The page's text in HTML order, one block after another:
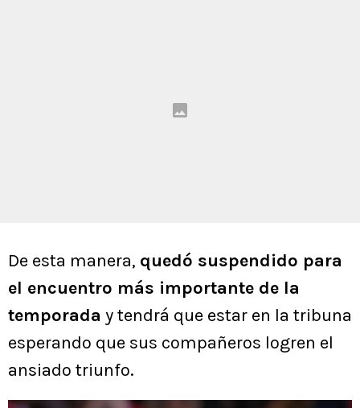
De esta manera, quedó suspendido para
el encuentro más importante de la
temporada y tendrá que estar en la tribuna
esperando que sus compañeros logren el
ansiado triunfo.